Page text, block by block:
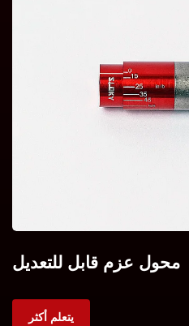
محول عزم قابل للتعديل
يتعلم أكثر